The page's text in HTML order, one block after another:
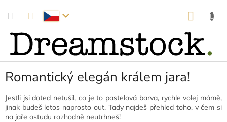
Romantický elegán králem jara!
Jestli jsi doteď netušil, co je to pastelová barva, rychle volej mámě,
jinak budeš letos naprosto out. Tady najdeš přehled toho, v čem si
na jaře ostudu rozhodně neutrhneš!